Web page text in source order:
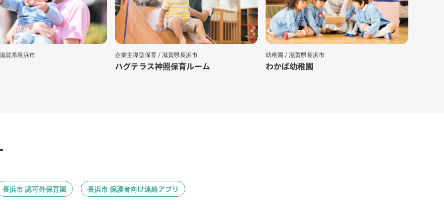
滋賀県長浜市 企業主導型保育 /滋賀県長浜市
ハグテラス神照保育ルーム
幼稚園 /滋賀県長浜市
わかば幼稚園
長浜市 認可外保育園 長浜市 保護者向け連絡アプリ